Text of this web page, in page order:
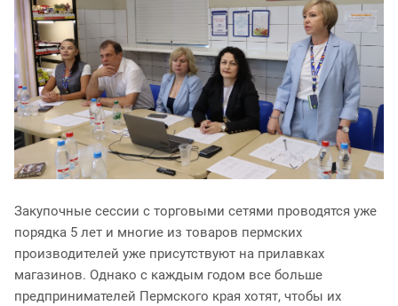
Закупочные сессии с торговыми сетями проводятся уже
порядка 5 лет и многие из товаров пермских
производителей уже присутствуют на прилавках
магазинов. Однако с каждым годом все больше
предпринимателей Пермского края хотят, чтобы их